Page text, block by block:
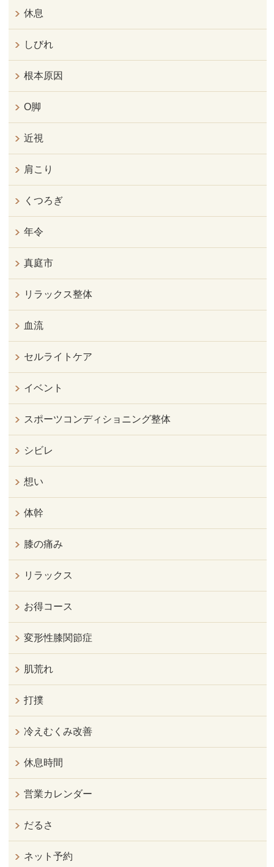
休息
しびれ
根本原因
O脚
近視
肩こり
くつろぎ
年令
真庭市
リラックス整体
血流
セルライトケア
イベント
スポーツコンディショニング整体
シビレ
想い
体幹
膝の痛み
リラックス
お得コース
変形性膝関節症
肌荒れ
打撲
冷えむくみ改善
休息時間
営業カレンダー
だるさ
ネット予約